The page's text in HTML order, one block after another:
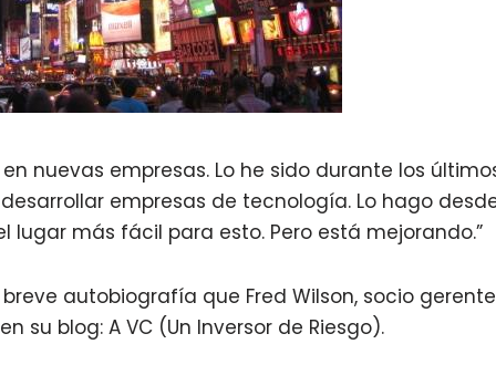
en nuevas empresas. Lo he sido durante los
empresas de tecnología. Lo hago
lugar más fácil para esto. Pero está mejorando.”
autobiografía que Fred Wilson, socio
su blog: A VC (Un Inversor de Riesgo).